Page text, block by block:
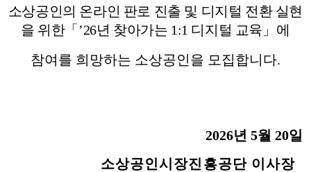
소상공인의 온라인 판로 진출 및 디지털 전환 실현
을 위한「 ’26년 찾아가는 1:1 디지털 교육 」 에
참여를 희망하는 소상공인을 모집합니다.
2026년 5월 20일
소상공인시장진흥공단 이사장